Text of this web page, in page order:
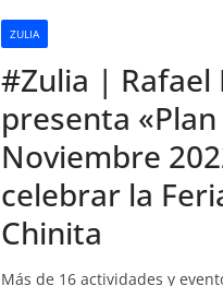
ZULIA
#Zulia | Rafael
presenta «Plan
Noviembre
celebrar la
Chinita
Más de 16 actividades y